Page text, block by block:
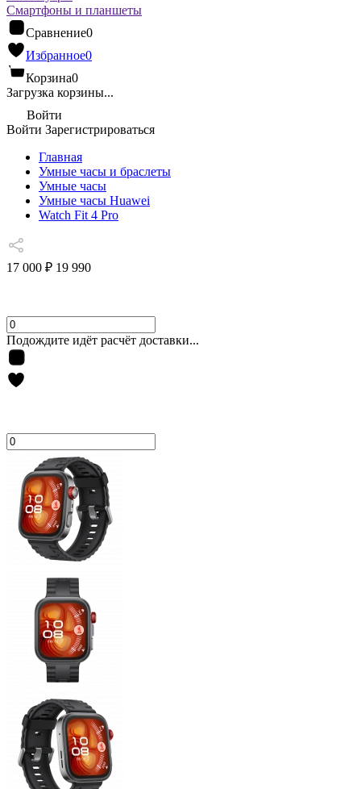
Смартфоны и планшеты
Сравнение0
Избранное0
Корзина0
Загрузка корзины...
Войти
Войти Зарегистрироваться
Главная
Умные часы и браслеты
Умные часы
Умные часы Huawei
Watch Fit 4 Pro
17 000 ₽ 19 990
Подождите идёт расчёт доставки...